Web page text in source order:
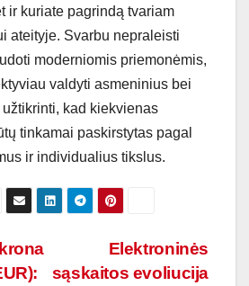
ir kuriate pagrindą tvariam
ateityje. Svarbu nepraleisti
moderniomis priemonėmis,
valdyti asmeninius bei
kad kiekvienas
tinkamai paskirstytas pagal
ir individualius tikslus.
Elektroninės
sąskaitos evoliucija